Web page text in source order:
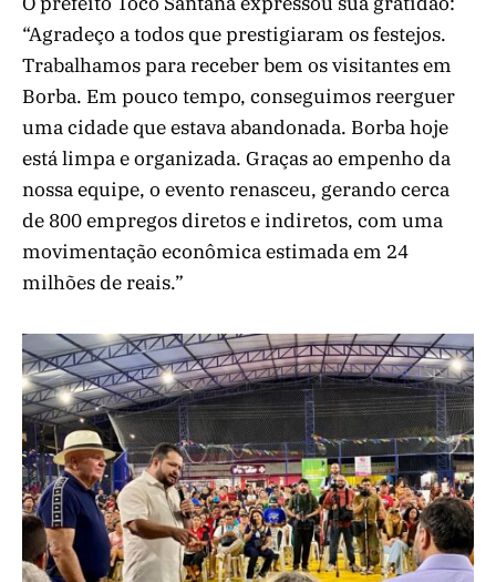
“Agradeço a todos que prestigiaram os festejos.
Trabalhamos para receber bem os visitantes em
Borba. Em pouco tempo, conseguimos reerguer
uma cidade que estava abandonada. Borba hoje
está limpa e organizada. Graças ao empenho da
nossa equipe, o evento renasceu, gerando cerca
de 800 empregos diretos e indiretos, com uma
movimentação econômica estimada em 24
milhões de reais.”